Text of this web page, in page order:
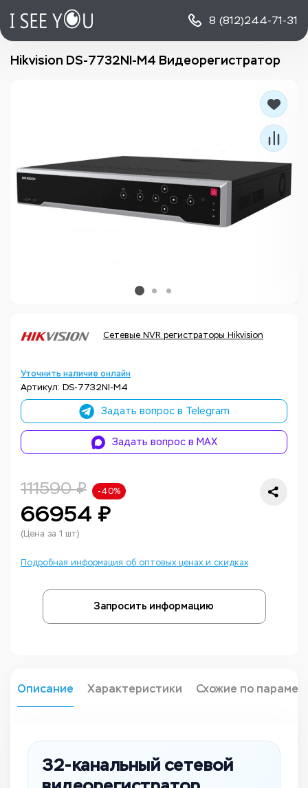
8 (812)244-71-31
Hikvision DS-7732NI-M4 Видеорегистратор
Сетевые NVR регистраторы Hikvision
Уточнить наличие онлайн
Артикул: DS-7732NI-M4
Задать вопрос в Telegram
Задать вопрос в MAX
111590 ₽ -40%
66954 ₽
(Цена за 1 шт)
Подробная информация об оптовых ценах и скидках
Запросить информацию
Описание Характеристики Схожие по
32-канальный сетевой